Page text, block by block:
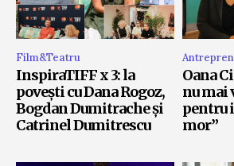
Film&Teatru
InspiraTIFF x 3: la
povești cu Dana Rogoz,
Bogdan Dumitrache și
Catrinel Dumitrescu
Oana
nu mai
pentru
mor”